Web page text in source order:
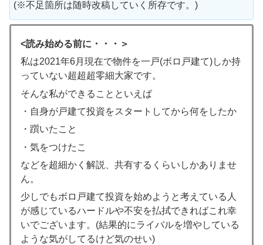
(※不足箇所は随時改稿していく所存です。)
<読み始める前に・・・＞
私は2021年6月現在で物件を一戸(ボロ戸建て)しか持
っていない超超超零細大家です。
そんな私ができることといえば
・自身が戸建て投資をスタートしてから何をしたか
・躓いたこと
・気をつけたこ
などを超細かく解説、共有するくらいしかありませ
ん。
少しでもボロ戸建て投資を始めようと考えている人
が感じているハードルや不安を払拭できればこれ幸
いでございます。(結果的にライバルを増やしている
ような気がしてるけど気のせい)